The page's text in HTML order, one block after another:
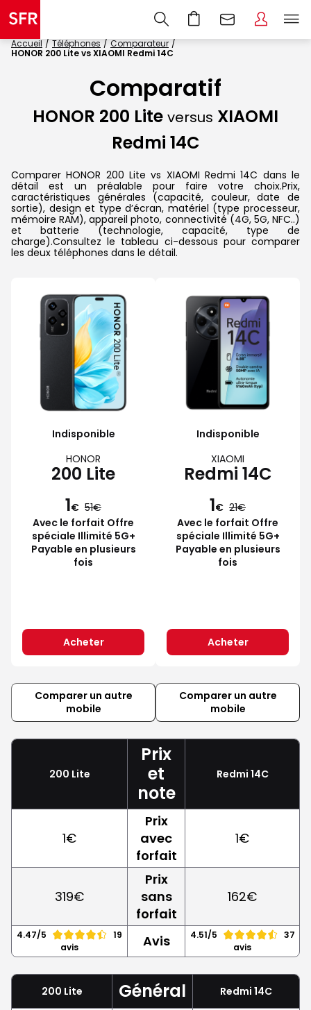
Accueil Téléphones
Comparateur
HONOR 200 Lite vs XIAOMI Redmi 14C
Comparatif
HONOR 200 Lite versus XIAOMI
Redmi 14C
Comparer HONOR 200 Lite vs XIAOMI Redmi 14C dans le
détail est un préalable pour faire votre choix.Prix,
caractéristiques générales (capacité, couleur, date de
sortie), design et type d’écran, matériel (type processeur,
mémoire RAM), appareil photo, connectivité (4G, 5G, NFC..)
et batterie (technologie, capacité, type de
charge).Consultez le tableau ci-dessous pour comparer
les deux téléphones dans le détail.
Indisponible
HONOR
200 Lite
1€ 51
Avec le forfait Offre
spéciale Illimité 5G+
Payable en plusieurs
fois
Acheter
Indisponible
XIAOMI
Redmi 14C
1€ 21
Avec le forfait Offre
spéciale Illimité 5G+
Payable en plusieurs
fois
Acheter
Comparer un autre
mobile
Comparer un autre
mobile
200 Lite
Prix
et
note
Redmi 14C
1€
Prix
avec
forfait
1€
319€
Prix
sans
forfait
162€
4.47/5
19
avis
Avis 4.51/5
37
avis
200 Lite Général Redmi 14C